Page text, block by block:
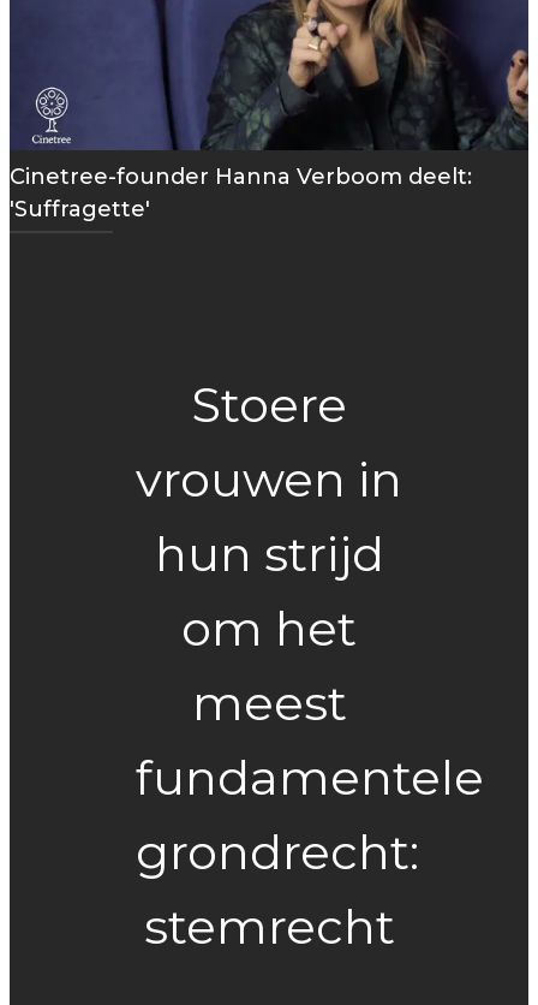
Cinetree-founder Hanna Verboom deelt:
'Suffragette'
Stoere
vrouwen in
hun strijd
om het
meest
fundamentele
grondrecht:
stemrecht